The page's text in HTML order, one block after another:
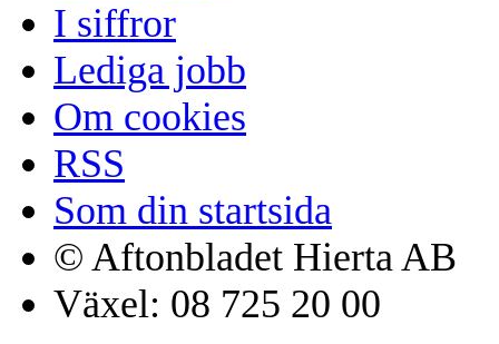
I siffror
Lediga jobb
Om cookies
RSS
Som din startsida
© Aftonbladet Hierta AB
Växel: 08 725 20 00